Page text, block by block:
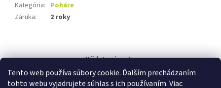
Tento web používa súbory cookie. Ďalším prechádzaním
tohto webu vyjadrujete súhlas s ich používaním. Viac
Kategória: Poháre
Záruka: 2 roky
á
Nájdete nás aj tu: